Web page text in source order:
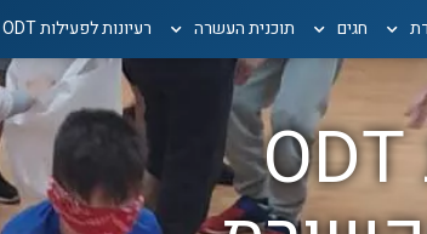
חגים תוכנית העשרה רעיונות לפעילות ODT
רעיונות לפעילות ODT